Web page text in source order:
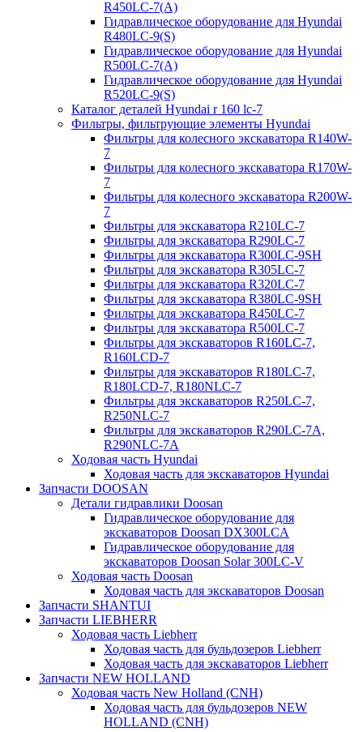
R450LC-7(A)
Гидравлическое оборудование для Hyundai
R480LC-9(S)
Гидравлическое оборудование для Hyundai
R500LC-7(A)
Гидравлическое оборудование для Hyundai
R520LC-9(S)
Каталог деталей Hyundai r 160 lc-7
Фильтры, фильтрующие элементы Hyundai
Фильтры для колесного экскаватора R140W-
7
Фильтры для колесного экскаватора R170W-
7
Фильтры для колесного экскаватора R200W-
7
Фильтры для экскаватора R210LC-7
Фильтры для экскаватора R290LC-7
Фильтры для экскаватора R300LC-9SH
Фильтры для экскаватора R305LC-7
Фильтры для экскаватора R320LC-7
Фильтры для экскаватора R380LC-9SH
Фильтры для экскаватора R450LC-7
Фильтры для экскаватора R500LC-7
Фильтры для экскаваторов R160LC-7,
R160LCD-7
Фильтры для экскаваторов R180LC-7,
R180LCD-7, R180NLC-7
Фильтры для экскаваторов R250LC-7,
R250NLC-7
Фильтры для экскаваторов R290LC-7A,
R290NLC-7A
Ходовая часть Hyundai
Ходовая часть для экскаваторов Hyundai
Запчасти DOOSAN
Детали гидравлики Doosan
Гидравлическое оборудование для
экскаваторов Doosan DX300LCA
Гидравлическое оборудование для
экскаваторов Doosan Solar 300LC-V
Ходовая часть Doosan
Ходовая часть для экскаваторов Doosan
Запчасти SHANTUI
Запчасти LIEBHERR
Ходовая часть Liebherr
Ходовая часть для бульдозеров Liebherr
Ходовая часть для экскаваторов Liebherr
Запчасти NEW HOLLAND
Ходовая часть New Holland (CNH)
Ходовая часть для бульдозеров NEW
HOLLAND (CNH)